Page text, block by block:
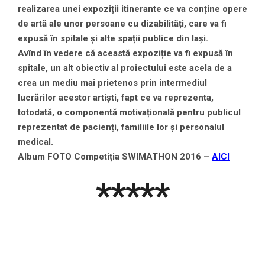
realizarea unei expoziții itinerante ce va conține opere
de artă ale unor persoane cu dizabilități, care va fi
expusă în spitale și alte spații publice din Iași.
Avînd în vedere că această expoziție va fi expusă în
spitale, un alt obiectiv al proiectului este acela de a
crea un mediu mai prietenos prin intermediul
lucrărilor acestor artiști, fapt ce va reprezenta,
totodată, o componentă motivațională pentru publicul
reprezentat de pacienți, familiile lor și personalul
medical.
Album FOTO Competiția SWIMATHON 2016 – AICI
*****